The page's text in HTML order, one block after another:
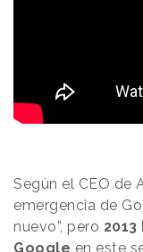
Según el CEO de
emergencia de
nuevo”, pero
Google en este